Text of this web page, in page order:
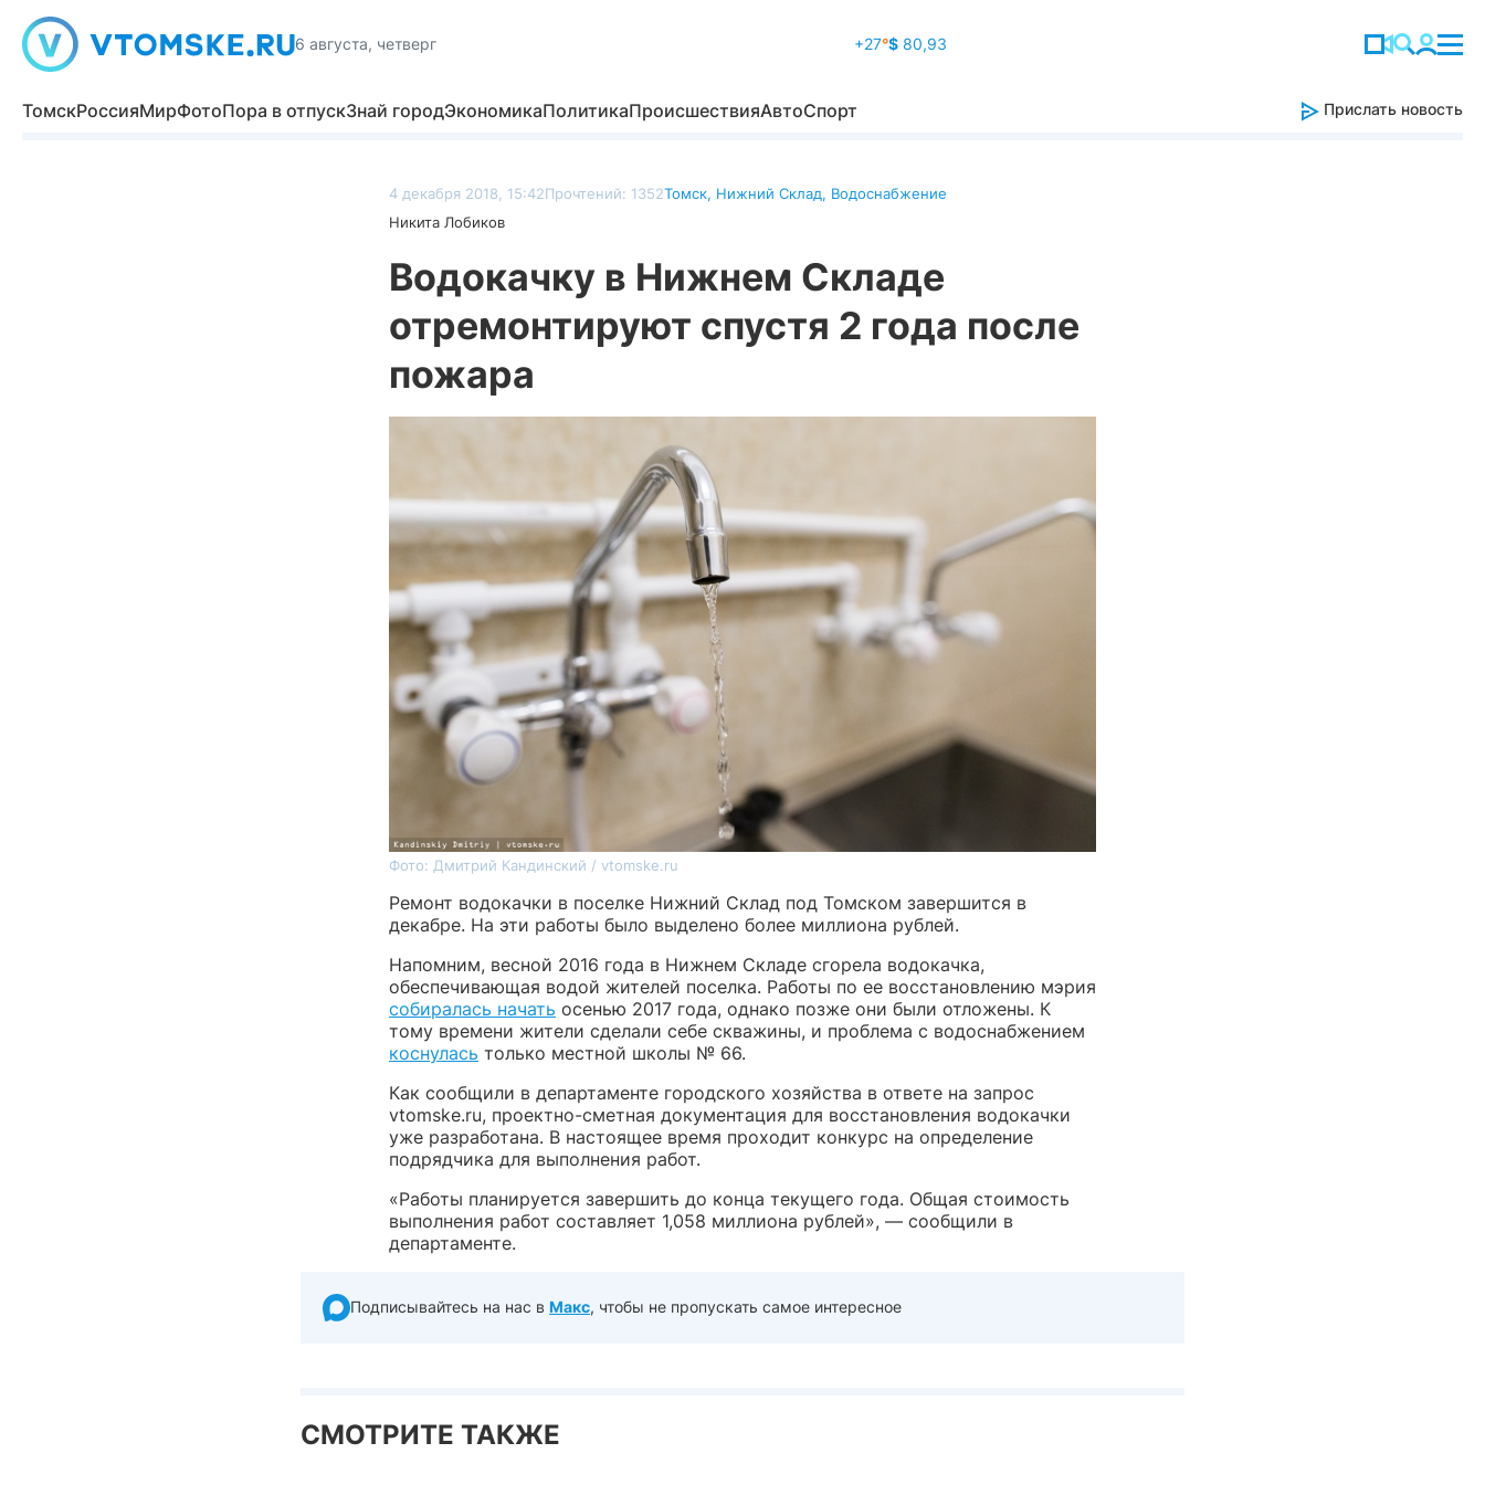
6 августа, четверг +27°$ 80,93
ТомскРоссияМирФотоПора в отпускЗнай городЭкономикаПолитикаПроисшествияАвтоСпорт Прислать новость
4 декабря 2018, 15:42Прочтений: 1352Томск, Нижний Склад, Водоснабжение
Никита Лобиков
Водокачку в Нижнем Складе
отремонтируют спустя 2 года после
пожара
Фото: Дмитрий Кандинский / vtomske.ru
Ремонт водокачки в поселке Нижний Склад под Томском завершится в
декабре. На эти работы было выделено более миллиона рублей.
Напомним, весной 2016 года в Нижнем Складе сгорела водокачка,
обеспечивающая водой жителей поселка. Работы по ее восстановлению мэрия
собиралась начать осенью 2017 года, однако позже они были отложены. К
тому времени жители сделали себе скважины, и проблема с водоснабжением
коснулась только местной школы № 66.
Как сообщили в департаменте городского хозяйства в ответе на запрос
vtomske.ru, проектно-сметная документация для восстановления водокачки
уже разработана. В настоящее время проходит конкурс на определение
подрядчика для выполнения работ.
«Работы планируется завершить до конца текущего года. Общая стоимость
выполнения работ составляет 1,058 миллиона рублей», — сообщили в
департаменте.
Подписывайтесь на нас в Макс, чтобы не пропускать самое интересное
СМОТРИТЕ ТАКЖЕ